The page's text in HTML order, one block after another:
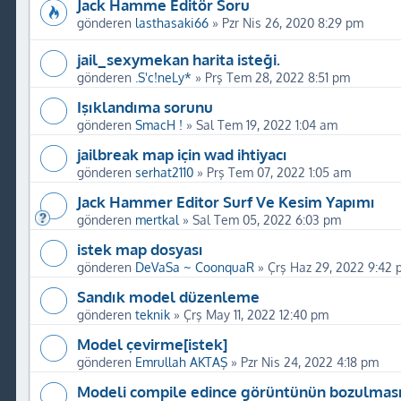
Jack Hamme Editör Soru
gönderen lasthasaki66» Pzr Nis 26, 2020 8:29 pm
jail_sexymekan harita isteği.
gönderen .S'c!neLy* » Prş Tem 28, 2022 8:51 pm
Işıklandıma sorunu
gönderen SmacH ! » Sal Tem 19, 2022 1:04 am
jailbreak map için wad ihtiyacı
gönderen serhat2110» Prş Tem 07, 2022 1:05 am
Jack Hammer Editor Surf Ve Kesim Yapımı
gönderen mertkal » Sal Tem 05, 2022 6:03 pm
istek map dosyası
gönderen DeVaSa ~ CoonquaR» Çrş Haz 29, 2022 9:42
Sandık model düzenleme
gönderen teknik» Çrş May 11, 2022 12:40 pm
Model çevirme[istek]
gönderen Emrullah AKTAŞ» Pzr Nis 24, 2022 4:18 pm
Modeli compile edince görüntünün bozulması